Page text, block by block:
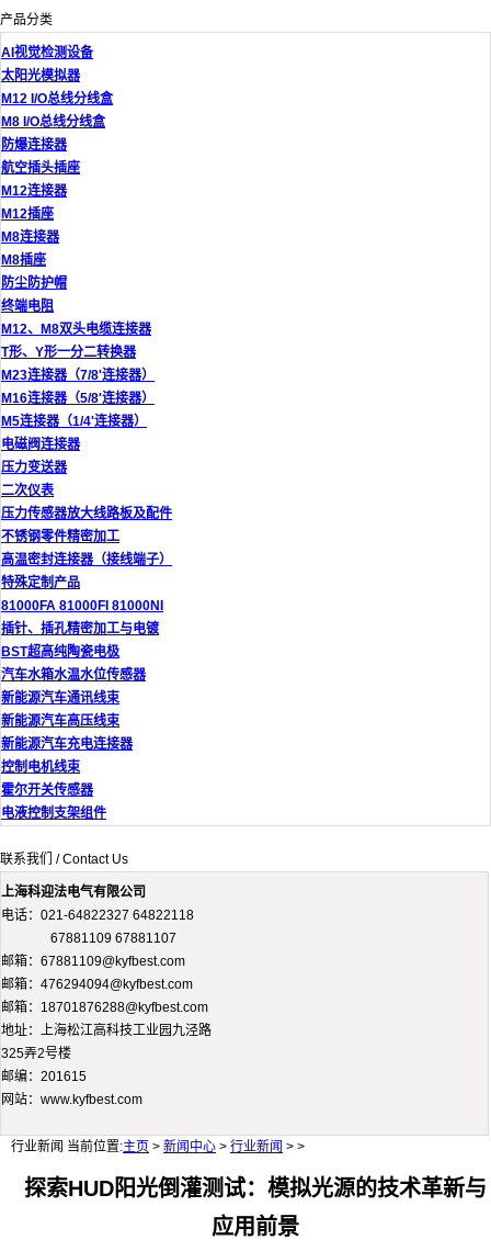
产品分类
AI视觉检测设备
太阳光模拟器
M12 I/O总线分线盒
M8 I/O总线分线盒
防爆连接器
航空插头插座
M12连接器
M12插座
M8连接器
M8插座
防尘防护帽
终端电阻
M12、M8双头电缆连接器
T形、Y形一分二转换器
M23连接器（7/8'连接器）
M16连接器（5/8'连接器）
M5连接器（1/4'连接器）
电磁阀连接器
压力变送器
二次仪表
压力传感器放大线路板及配件
不锈钢零件精密加工
高温密封连接器（接线端子）
特殊定制产品
81000FA 81000FI 81000NI
插针、插孔精密加工与电镀
BST超高纯陶瓷电极
汽车水箱水温水位传感器
新能源汽车通讯线束
新能源汽车高压线束
新能源汽车充电连接器
控制电机线束
霍尔开关传感器
电液控制支架组件
联系我们 / Contact Us
上海科迎法电气有限公司
电话：021-64822327 64822118
67881109 67881107
邮箱：67881109@kyfbest.com
邮箱：476294094@kyfbest.com
邮箱：18701876288@kyfbest.com
地址：上海松江高科技工业园九泾路
325弄2号楼
邮编：201615
网站：www.kyfbest.com
行业新闻 当前位置:主页 > 新闻中心 > 行业新闻 > >
探索HUD阳光倒灌测试：模拟光源的技术革新与
应用前景